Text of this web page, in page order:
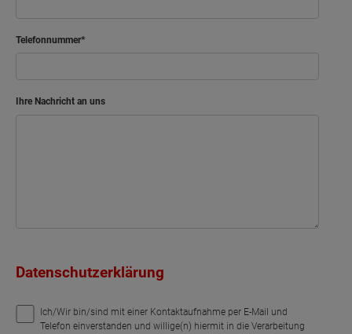
Telefonnummer
Ihre Nachricht an uns
Datenschutzerklärung
Ich/Wir bin/sind mit einer Kontaktaufnahme per E-Mail und
Telefon einverstanden und willige(n) hiermit in die Verarbeitung